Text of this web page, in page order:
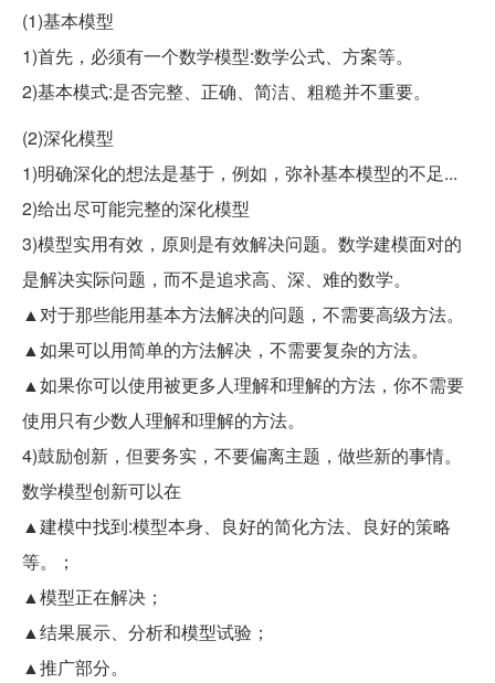
(1)基本模型
1)首先，必须有一个数学模型:数学公式、方案等。
2)基本模式:是否完整、正确、简洁、粗糙并不重要。
(2)深化模型
1)明确深化的想法是基于，例如，弥补基本模型的不足...
2)给出尽可能完整的深化模型
3)模型实用有效，原则是有效解决问题。数学建模面对的
是解决实际问题，而不是追求高、深、难的数学。
▲对于那些能用基本方法解决的问题，不需要高级方法。
▲如果可以用简单的方法解决，不需要复杂的方法。
▲如果你可以使用被更多人理解和理解的方法，你不需要
使用只有少数人理解和理解的方法。
4)鼓励创新，但要务实，不要偏离主题，做些新的事情。
数学模型创新可以在
▲建模中找到:模型本身、良好的简化方法、良好的策略
等。；
▲模型正在解决；
▲结果展示、分析和模型试验；
▲推广部分。